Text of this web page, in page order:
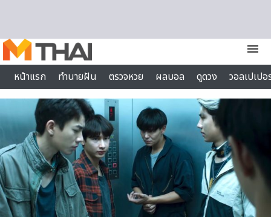
menu
หน้าแรก
ทำนายฝัน ตรวจหวย ผลบอล ดูดวง
วอลเปเป
ไลฟ์สไตล์